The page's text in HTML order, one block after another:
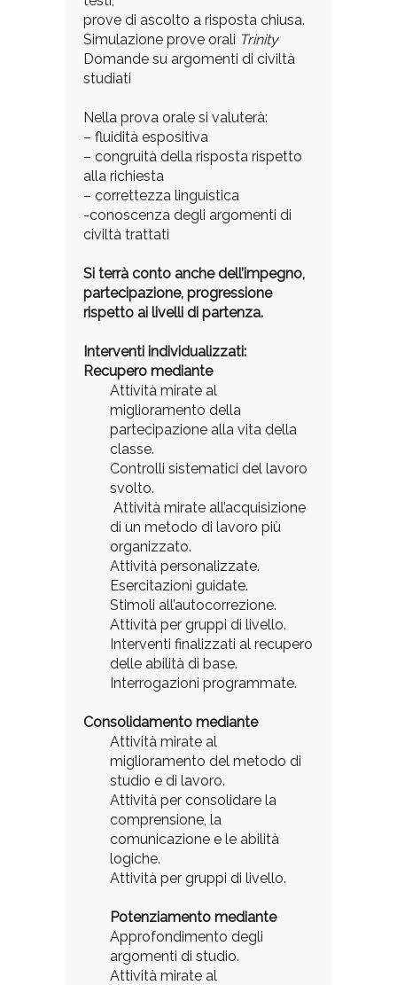
prove di ascolto a risposta chiusa.
Simulazione prove orali Trinity
Domande su argomenti di civiltà
studiati
Nella prova orale si valuterà:
– fluidità espositiva
– congruità della risposta rispetto
alla richiesta
– correttezza linguistica
-conoscenza degli argomenti di
civiltà trattati
Si terrà conto anche dell’impegno,
partecipazione, progressione
rispetto ai livelli di partenza.
Interventi individualizzati:
Recupero mediante
Attività mirate al
miglioramento della
partecipazione alla vita della
classe.
Controlli sistematici del lavoro
svolto.
Attività mirate all’acquisizione
di un metodo di lavoro più
organizzato.
Attività personalizzate.
Esercitazioni guidate.
Stimoli all’autocorrezione.
Attività per gruppi di livello.
Interventi finalizzati al recupero
delle abilità di base.
Interrogazioni programmate.
Consolidamento mediante
Attività mirate al
miglioramento del metodo di
studio e di lavoro.
Attività per consolidare la
comprensione, la
comunicazione e le abilità
logiche.
Attività per gruppi di livello.
Potenziamento mediante
Approfondimento degli
argomenti di studio.
Attività mirate al